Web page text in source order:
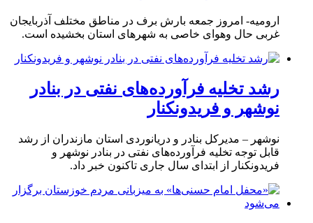
ارومیه- امروز جمعه بارش برف در مناطق مختلف آذربایجان
غربی حال وهوای خاصی به شهرهای استان بخشیده است.
رشد تخلیه فرآورده‌های نفتی در بنادر
نوشهر و فریدونکنار
نوشهر – مدیرکل بنادر و دریانوردی استان مازندران از رشد
قابل توجه تخلیه فرآورده‌های نفتی در بنادر نوشهر و
فریدونکنار از ابتدای سال جاری تاکنون خبر داد.